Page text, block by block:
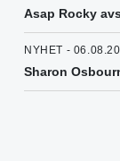
Asap Rocky
NYHET -
Sharon